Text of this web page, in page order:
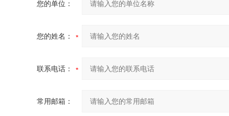
您的单位：
您的姓名：
联系电话：
常用邮箱：